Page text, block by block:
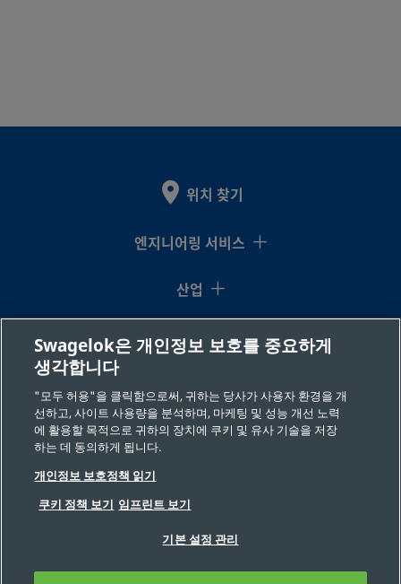
위치 찾기
엔지니어링 서비스
산업
지식센터
회사 소개
Swagelok은 개인정보 보호를 중요하게
생각합니다
"모두 허용"을 클릭함으로써, 귀하는 당사가 사용자 환경을 개
선하고, 사이트 사용량을 분석하며, 마케팅 및 성능 개선 노력
에 활용할 목적으로 귀하의 장치에 쿠키 및 유사 기술을 저장
하는 데 동의하게 됩니다.
개인정보 보호정책 읽기
쿠키 정책 보기 임프린트 보기
기본 설정 관리